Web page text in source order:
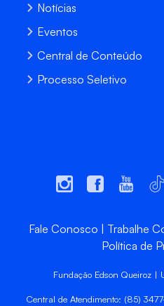
Notícias
Eventos
Central de Conteúdo
Processo Seletivo
Fale Conosco Trabalhe
Política de
Fundação Edson Queiroz |
Central de Atendimento: (85)